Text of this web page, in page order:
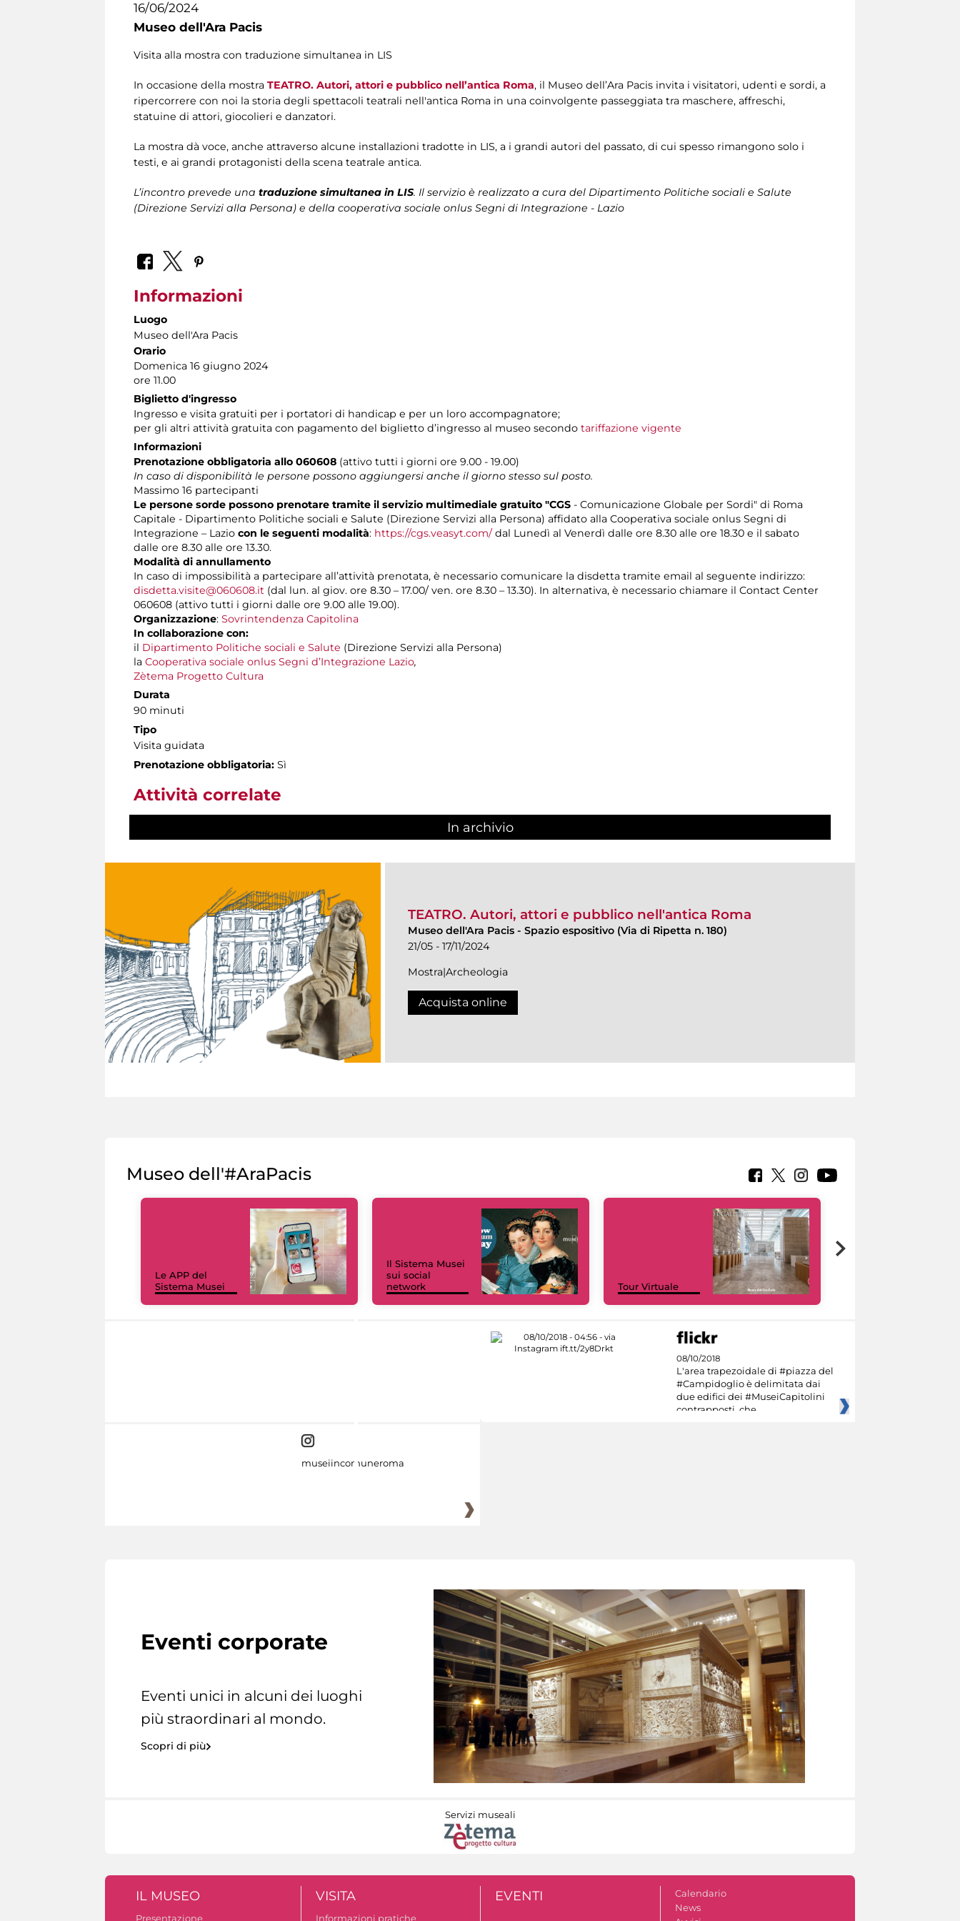
16/06/2024
Museo dell'Ara Pacis
Visita alla mostra con traduzione simultanea in LIS
In occasione della mostra TEATRO. Autori, attori e pubblico nell’antica Roma, il Museo dell’Ara Pacis invita i visitatori, udenti e sordi, a
ripercorrere con noi la storia degli spettacoli teatrali nell'antica Roma in una coinvolgente passeggiata tra maschere, affreschi,
statuine di attori, giocolieri e danzatori.
La mostra dà voce, anche attraverso alcune installazioni tradotte in LIS, a i grandi autori del passato, di cui spesso rimangono solo i
testi, e ai grandi protagonisti della scena teatrale antica.
L’incontro prevede una traduzione simultanea in LIS. Il servizio è realizzato a cura del Dipartimento Politiche sociali e Salute
(Direzione Servizi alla Persona) e della cooperativa sociale onlus Segni di Integrazione - Lazio
Informazioni
Luogo
Museo dell'Ara Pacis
Orario
Domenica 16 giugno 2024
ore 11.00
Biglietto d'ingresso
Ingresso e visita gratuiti per i portatori di handicap e per un loro accompagnatore;
per gli altri attività gratuita con pagamento del biglietto d’ingresso al museo secondo tariffazione vigente
Informazioni
Prenotazione obbligatoria allo 060608 (attivo tutti i giorni ore 9.00 - 19.00)
In caso di disponibilità le persone possono aggiungersi anche il giorno stesso sul posto.
Massimo 16 partecipanti
Le persone sorde possono prenotare tramite il servizio multimediale gratuito "CGS - Comunicazione Globale per Sordi" di Roma
Capitale - Dipartimento Politiche sociali e Salute (Direzione Servizi alla Persona) affidato alla Cooperativa sociale onlus Segni di
Integrazione – Lazio con le seguenti modalità: https://cgs.veasyt.com/dal Lunedì al Venerdì dalle ore 8.30 alle ore 18.30 e il sabato
dalle ore 8.30 alle ore 13.30.
Modalità di annullamento
In caso di impossibilità a partecipare all’attività prenotata, è necessario comunicare la disdetta tramite email al seguente indirizzo:
disdetta.visite@060608.it (dal lun. al giov. ore 8.30 – 17.00/ ven. ore 8.30 – 13.30). In alternativa, è necessario chiamare il Contact Center
060608 (attivo tutti i giorni dalle ore 9.00 alle 19.00).
Organizzazione: Sovrintendenza Capitolina
In collaborazione con:
il Dipartimento Politiche sociali e Salute (Direzione Servizi alla Persona)
la Cooperativa sociale onlus Segni d’Integrazione Lazio,
Zètema Progetto Cultura
Durata
90 minuti
Tipo
Visita guidata
Prenotazione obbligatoria: Sì
Attività correlate
In archivio
TEATRO. Autori, attori e pubblico nell'antica Roma
Museo dell'Ara Pacis - Spazio espositivo (Via di Ripetta n. 180)
21/05 - 17/11/2024
Mostra|Archeologia
Acquista online
Museo dell'#AraPacis
Le APP del
Sistema Musei
Il Sistema Musei
sui social
network
Tour Virtuale
08/10/2018
L'area trapezoidale di #piazza del
#Campidoglio è delimitata dai
due edifici dei #MuseiCapitolini
contrapposti, che
museiincomuneroma
Eventi corporate
Eventi unici in alcuni dei luoghi
più straordinari al mondo.
Scopri di più
Servizi museali
IL MUSEO
Presentazione
VISITA
Informazioni pratiche
EVENTI
Calendario
News